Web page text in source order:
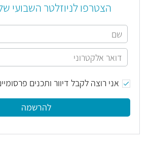
הצטרפו לניוזלטר השבועי
אני רוצה לקבל דיוור ותכנים
להרשמה